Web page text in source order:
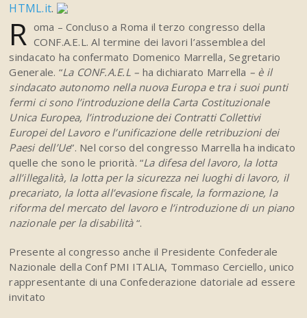
HTML.it.
R oma – Concluso a Roma il terzo congresso della
CONF.A.E.L. Al termine dei lavori l’assemblea del
sindacato ha confermato Domenico Marrella, Segretario
Generale. “La CONF.A.E.L – ha dichiarato Marrella – è il
sindacato autonomo nella nuova Europa e tra i suoi punti
fermi ci sono l’introduzione della Carta Costituzionale
Unica Europea, l’introduzione dei Contratti Collettivi
Europei del Lavoro e l’unificazione delle retribuzioni dei
Paesi dell’Ue”. Nel corso del congresso Marrella ha indicato
quelle che sono le priorità. “La difesa del lavoro, la lotta
all’illegalità, la lotta per la sicurezza nei luoghi di lavoro, il
precariato, la lotta all’evasione fiscale, la formazione, la
riforma del mercato del lavoro e l’introduzione di un piano
nazionale per la disabilità “.
Presente al congresso anche il Presidente Confederale
Nazionale della Conf PMI ITALIA, Tommaso Cerciello, unico
rappresentante di una Confederazione datoriale ad essere
invitato